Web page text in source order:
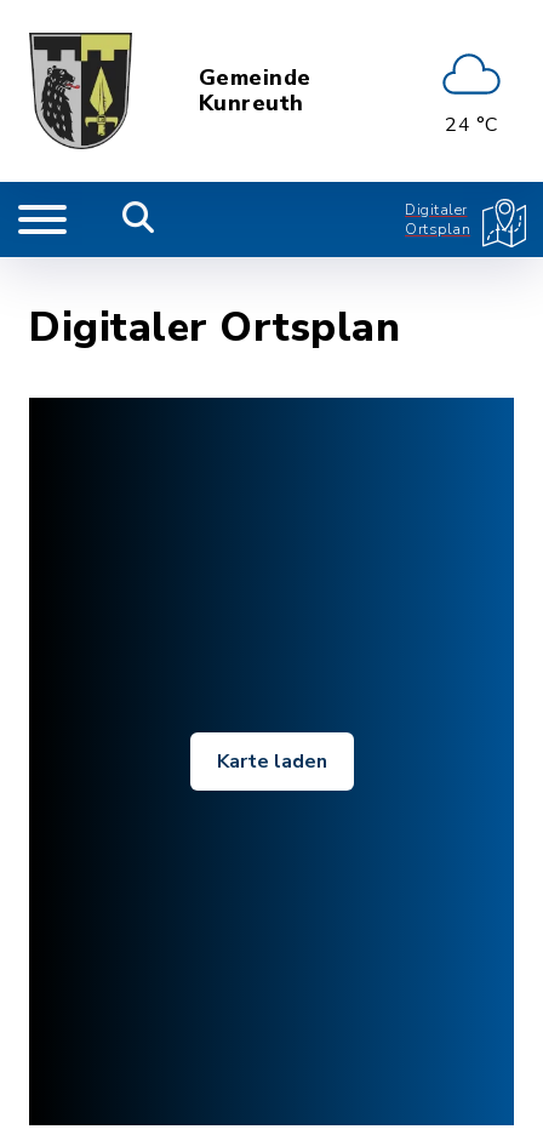
Gemeinde
Kunreuth
24 °C
Digitaler
Ortsplan
Digitaler Ortsplan
Karte laden